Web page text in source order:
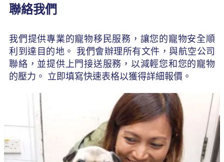
聯絡我們
我們提供專業的寵物移民服務，讓您的寵物安全順
利到達目的地。 我們會辦理所有文件，與航空公司
聯絡，並提供上門接送服務，以減輕您和您的寵物
的壓力。 立即填寫快速表格以獲得詳細報價。